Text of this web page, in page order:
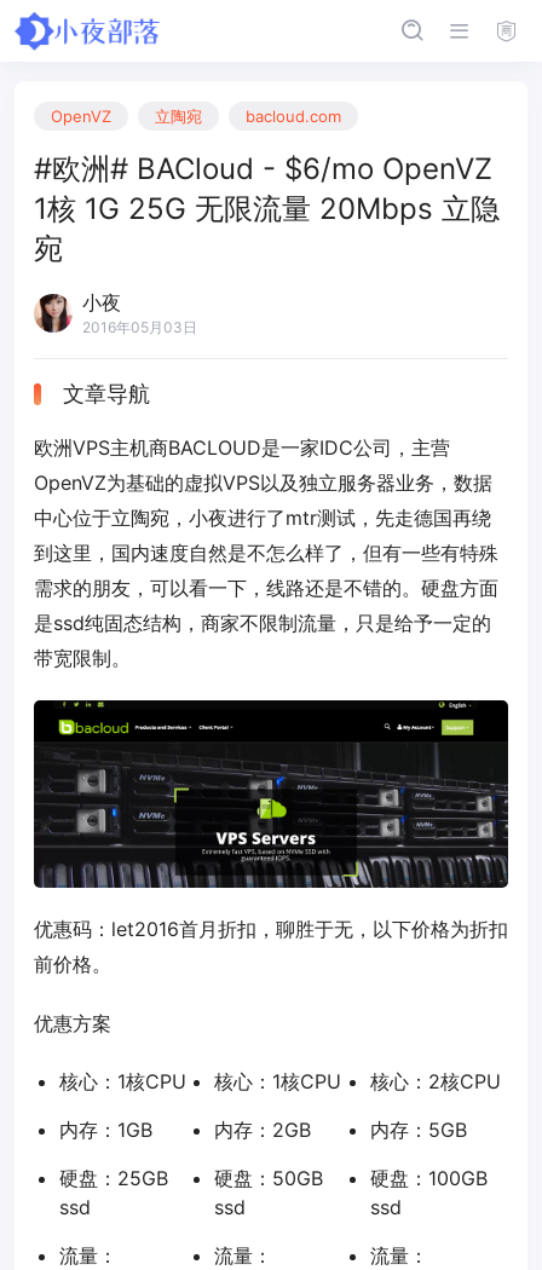
OpenVZ 立陶宛 bacloud.com
#欧洲# BACloud - $6/mo OpenVZ
1核 1G 25G 无限流量 20Mbps 立隐
宛
小夜
2016年05月03日
文章导航
欧洲VPS主机商BACLOUD是一家IDC公司，主营
OpenVZ为基础的虚拟VPS以及独立服务器业务，数据
中心位于立陶宛，小夜进行了mtr测试，先走德国再绕
到这里，国内速度自然是不怎么样了，但有一些有特殊
需求的朋友，可以看一下，线路还是不错的。硬盘方面
是ssd纯固态结构，商家不限制流量，只是给予一定的
带宽限制。
优惠码： let2016首月折扣，聊胜于无，以下价格为折扣
前价格。
优惠方案
核心：1核CPU
内存：1GB
硬盘：25GB
ssd
流量：
核心：1核CPU
内存：2GB
硬盘：50GB
ssd
流量：
核心：2核CPU
内存：5GB
硬盘：100GB
ssd
流量：